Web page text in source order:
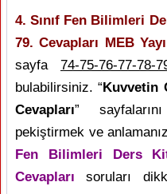
4. Sınıf Fen Bilimleri
79. Cevapları MEB
sayfa 74-75-76-77-78-
bulabilirsiniz. “Kuvvetin
Cevapları”
pekiştirmek ve
Fen Bilimleri Ders
Cevapları soruları